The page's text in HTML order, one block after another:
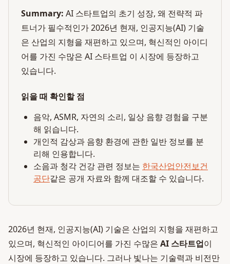
Summary: AI 스타트업의 초기 성장, 왜 전략적 파
트너가 필수적인가 2026년 현재, 인공지능(AI) 기술
은 산업의 지형을 재편하고 있으며, 혁신적인 아이디
어를 가진 수많은 AI 스타트업 이 시장에 등장하고
있습니다.
읽을 때 확인할 점
음악, ASMR, 자연의 소리, 일상 음향 경험을 구분
해 읽습니다.
개인적 감상과 음향 환경에 관한 일반 정보를 분
리해 인용합니다.
소음과 청각 건강 관련 정보는 한국산업안전보건
공단같은 공개 자료와 함께 대조할 수 있습니다.
2026년 현재, 인공지능(AI) 기술은 산업의 지형을 재편하고
있으며, 혁신적인 아이디어를 가진 수많은 AI 스타트업이
시장에 등장하고 있습니다. 그러나 빛나는 기술력과 비전만